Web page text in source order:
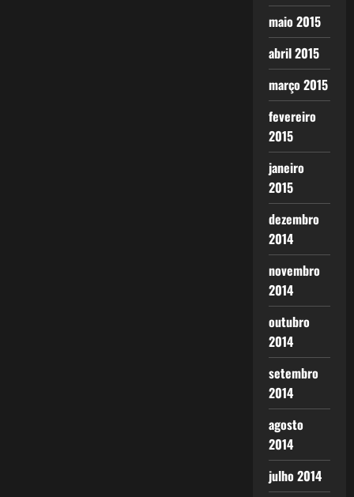
maio 2015
abril 2015
março 2015
fevereiro
2015
janeiro
2015
dezembro
2014
novembro
2014
outubro
2014
setembro
2014
agosto
2014
julho 2014